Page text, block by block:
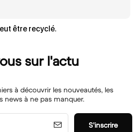
être recyclé.
sur l'actu
à découvrir les nouveautés, les
news à ne pas manquer.
S'inscrire